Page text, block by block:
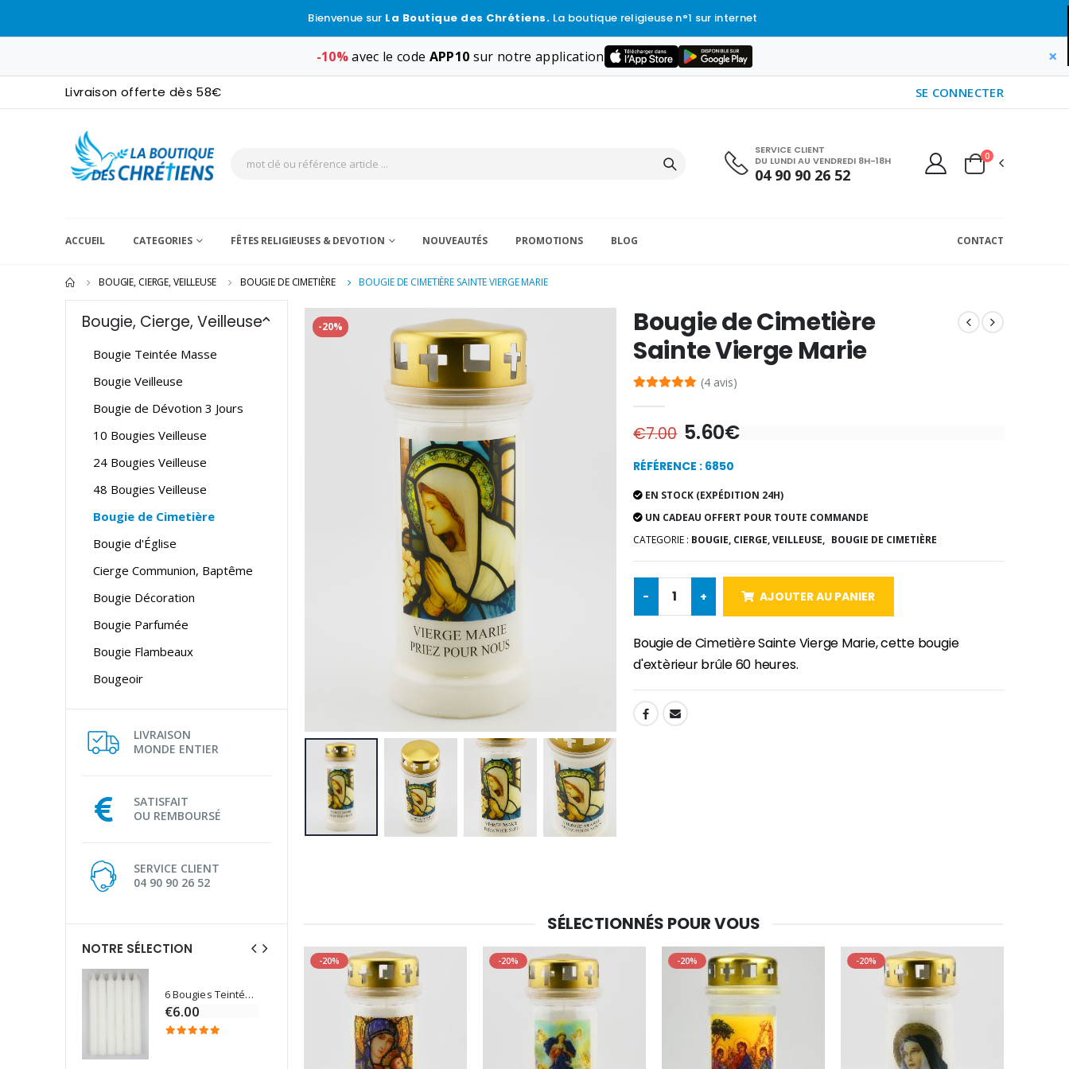
Bienvenue sur La Boutique des Chrétiens. La boutique religieuse n°1 sur internet
-10%avec le code APP10 sur notre application ×
Livraison offerte dès 58€ SE CONNECTER
SERVICE CLIENT
DU LUNDI AU VENDREDI 8H-18H
04 90 90 26 52
0
ACCUEIL CATEGORIES FÊTES RELIGIEUSES & DEVOTION NOUVEAUTÉS PROMOTIONS BLOG CONTACT
BOUGIE, CIERGE, VEILLEUSE BOUGIE DE CIMETIÈRE BOUGIE DE CIMETIÈRE SAINTE VIERGE MARIE
Bougie, Cierge, Veilleuse
Bougie Teintée Masse
Bougie Veilleuse
Bougie de Dévotion 3 Jours
10 Bougies Veilleuse
24 Bougies Veilleuse
48 Bougies Veilleuse
Bougie de Cimetière
Bougie d'Église
Cierge Communion, Baptême
Bougie Décoration
Bougie Parfumée
Bougie Flambeaux
Bougeoir
LIVRAISON
MONDE ENTIER
SATISFAIT
OU REMBOURSÉ
SERVICE CLIENT
04 90 90 26 52
NOTRE SÉLECTION
6 Bougies Teintées Masse Couleur Blanche
€6.00
-30%
€10.00 €7.00
€6.00
-20%
Bougie de Cimetière
Sainte Vierge Marie
(4 avis)
€7.00 5.60€
RÉFÉRENCE : 6850
EN STOCK (EXPÉDITION 24H)
UN CADEAU OFFERT POUR TOUTE COMMANDE
CATEGORIE : BOUGIE, CIERGE, VEILLEUSE, BOUGIE DE CIMETIÈRE
- + AJOUTER AU PANIER
Bougie de Cimetière Sainte Vierge Marie, cette bougie
d'extèrieur brûle 60 heures.
SHARE:
SÉLECTIONNÉS POUR VOUS
-20% -20% -20% -20%